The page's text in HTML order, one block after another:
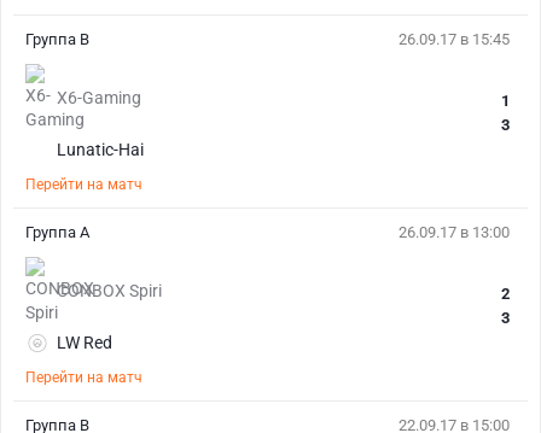
26.09.17 в 15:45
X6-Gaming
Lunatic-Hai
1
3
Перейти на матч
Группа В
26.09.17 в 13:00
CONBOX Spiri
LW Red
2
3
Перейти на матч
Группа А
22.09.17 в 15:00
Группа В